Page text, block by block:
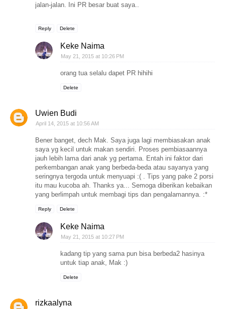
jalan-jalan. Ini PR besar buat saya..
Reply Delete
Keke Naima
May 21, 2015 at 10:26 PM
orang tua selalu dapet PR hihihi
Delete
Uwien Budi
April 14, 2015 at 10:56 AM
Bener banget, dech Mak. Saya juga lagi membiasakan anak
saya yg kecil untuk makan sendiri. Proses pembiasaannya
jauh lebih lama dari anak yg pertama. Entah ini faktor dari
perkembangan anak yang berbeda-beda atau sayanya yang
seringnya tergoda untuk menyuapi :( . Tips yang pake 2 porsi
itu mau kucoba ah. Thanks ya... Semoga diberikan kebaikan
yang berlimpah untuk membagi tips dan pengalamannya. :*
Reply Delete
Keke Naima
May 21, 2015 at 10:27 PM
kadang tip yang sama pun bisa berbeda2 hasinya
untuk tiap anak, Mak :)
Delete
rizkaalyna